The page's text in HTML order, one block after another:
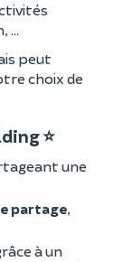
...
peut
choix de
⭐
une
partage,
à un